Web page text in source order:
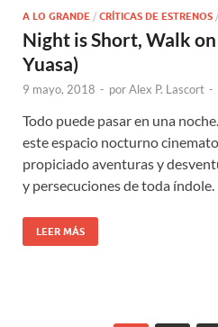
A LO GRANDE / CRÍTICAS DE ESTRENOS /
Night is Short, Walk
Yuasa)
9 mayo, 2018 - porAlex P. Lascort -
Todo puede pasar en una
este espacio nocturno
propiciado aventuras y
y persecuciones de toda
LEER MÁS